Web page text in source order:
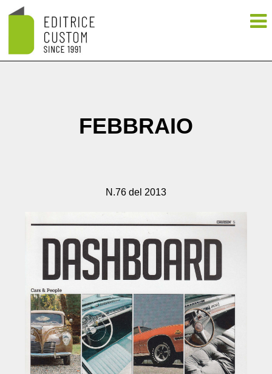
FEBBRAIO
N.76 del 2013